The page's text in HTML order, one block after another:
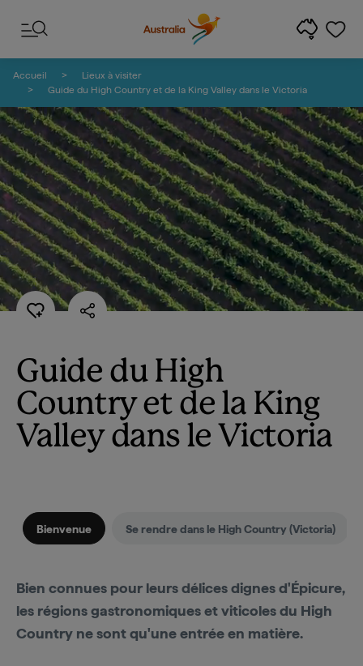
Accueil
Lieux à visiter
Guide du High Country et de la King Valley dans le Victoria
Guide du High
Country et de la King
Valley dans le Victoria
Bienvenue Se rendre dans le High Country (Victoria)
Bien connues pour leurs délices dignes d'Épicure,
les régions gastronomiques et viticoles du High
Country ne sont qu'une entrée en matière.